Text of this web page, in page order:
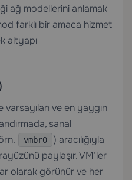
ağ modellerini anlamak
farklı bir amaca hizmet
altyapı
varsayılan ve en yaygın
sanal
vmbr0
) aracılığıyla
paylaşır. VM’ler
olarak görünür ve her